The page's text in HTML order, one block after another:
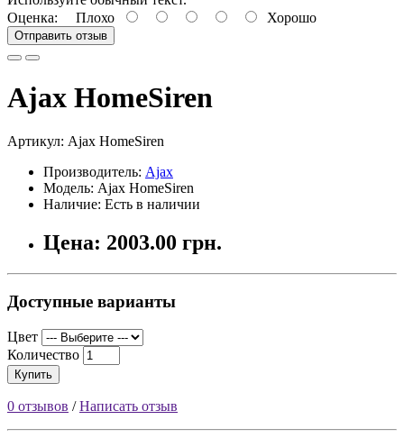
Оценка: Плохо Хорошо
Отправить отзыв
Ajax HomeSiren
Артикул: Ajax HomeSiren
Производитель: Ajax
Модель: Ajax HomeSiren
Наличие: Есть в наличии
Цена: 2003.00 грн.
Доступные варианты
Цвет
Количество
Купить
0 отзывов /Написать отзыв